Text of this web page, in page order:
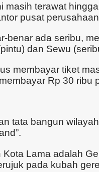
masih terawat
pusat
benar ada seribu,
dan Sewu
membayar tiket
Rp 30 ribu
tata bangun
Lama adalah
pada kubah